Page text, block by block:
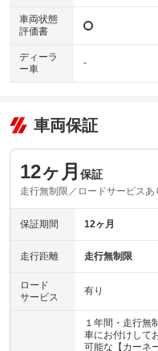
車両状態
評価書
ディーラ
ー車
-
車両保証
12ヶ月 保証
走行無制限／ロードサービスあ
保証期間 12ヶ月
走行距離 走行無制限
ロード
サービス
有り
１年間・走行無
車にお付けして
可能な【カーネ